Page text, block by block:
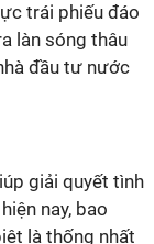
trái phiếu đáo
làn sóng thâu
đầu tư nước
giải quyết tình
nay, bao
là thống nhất